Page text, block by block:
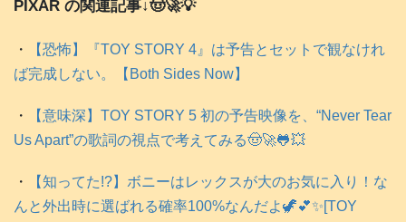
PIXAR の関連記事↓🤠🚀💡
・
【恐怖】『TOY STORY 4』は予告とセットで観なけれ
ば完成しない。【Both Sides Now】
・
【意味深】TOY STORY 5 初の予告映像を、“Never Tear
Us Apart”の歌詞の視点で考えてみる🤠🚀🐸💥
・
【知ってた!?】ボニーはレックスが大のお気に入り！な
んと外出時に選ばれる確率100%なんだよ🦖💕✨️[TOY